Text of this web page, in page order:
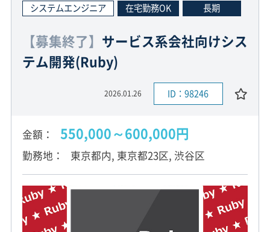
システムエンジニア
在宅勤務OK 長期
【募集終了】 サービス系会社向けシス
テム開発(Ruby)
2026.01.26 ID：98246
金額 550,000～600,000円
勤務地 東京都内, 東京都23区, 渋谷区